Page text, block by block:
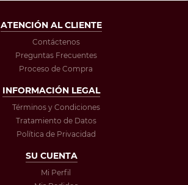
ATENCIÓN AL CLIENTE
Contáctenos
Preguntas Frecuentes
Proceso de Compra
INFORMACIÓN LEGAL
Términos y Condiciones
Tratamiento de Datos
Política de Privacidad
SU CUENTA
Mi Perfil